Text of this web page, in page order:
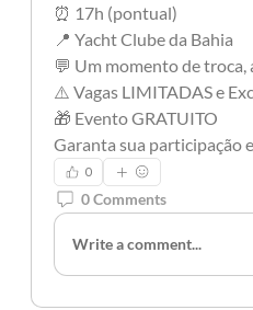
⏰ 17h (pontual)
📍 Yacht Clube da Bahia
💬 Um momento de
⚠️ Vagas LIMITADAS e
🎁 Evento GRATUITO
Garanta sua participação
0
0 Comments
Write a comment...